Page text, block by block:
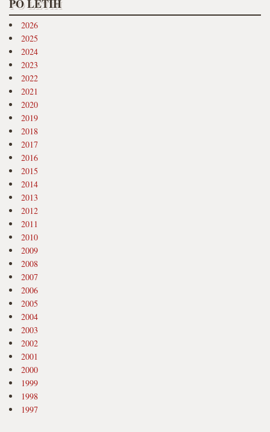
PO LETIH
2026
2025
2024
2023
2022
2021
2020
2019
2018
2017
2016
2015
2014
2013
2012
2011
2010
2009
2008
2007
2006
2005
2004
2003
2002
2001
2000
1999
1998
1997